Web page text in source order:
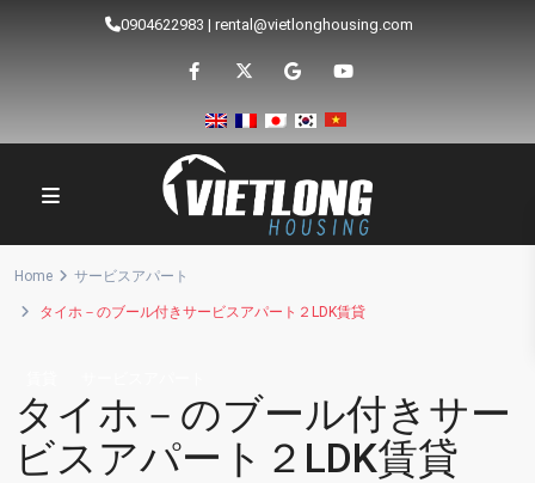
0904622983 | rental@vietlonghousing.com
Home サービスアパート
タイホ－のブール付きサービスアパート２LDK賃貸
タイホ－のブール付きサー
ビスアパート２LDK賃貸